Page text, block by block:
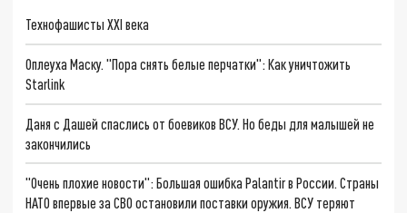
Технофашисты XXI века
Оплеуха Маску. "Пора снять белые перчатки": Как уничтожить
Starlink
Даня с Дашей спаслись от боевиков ВСУ. Но беды для малышей не
закончились
"Очень плохие новости": Большая ошибка Palantir в России. Страны
НАТО впервые за СВО остановили поставки оружия. ВСУ теряют